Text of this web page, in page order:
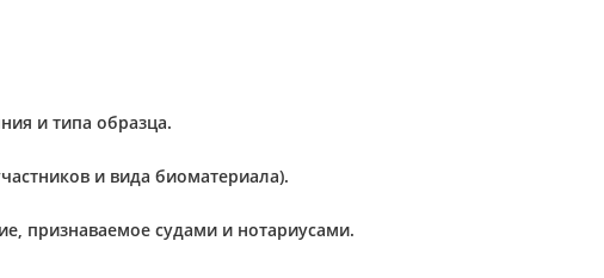
и типа образца.
и вида биоматериала).
признаваемое судами и нотариусами.